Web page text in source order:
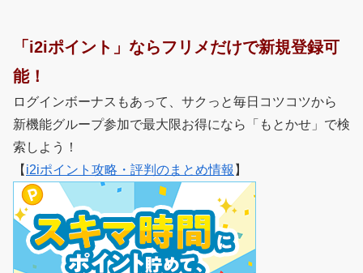
「i2iポイント」ならフリメだけで新規登録可
能！
ログインボーナスもあって、サクっと毎日コツコツから
新機能グループ参加で最大限お得になら「もとかせ」で検
索しよう！
【 i2iポイント攻略・評判のまとめ情報 】